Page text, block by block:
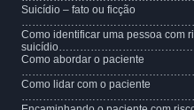
Suicídio – fato ou ficção
Como identificar uma pessoa com
Como abordar o paciente
Como lidar com o paciente